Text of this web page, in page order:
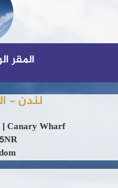
المقر
لندن -
| Canary Wharf